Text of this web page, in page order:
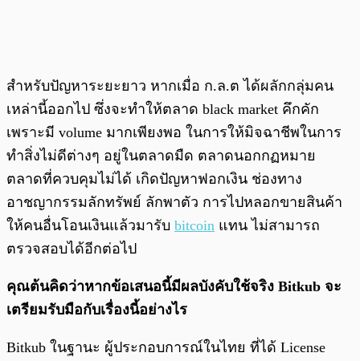
สำหรับปัญหาระยะยาว หากเมื่อ ก.ล.ต ได้ผลักกลุ่มคน
เหล่านี้ออกไป ซึ่งจะทำให้ตลาด black market คึกคัก
เพราะมี volume มากเพียงพอ ในการให้มิจฉาชีพในการ
ทำสิ่งไม่ดีต่างๆ อยู่ในตลาดมืด ตลาดนอกกฏหมาย
ตลาดที่ควบคุมไม่ได้ เกิดปัญหาฟอกเงิน ช่องทาง
อาชญากรรมลักทรัพย์ ลักพาตัว การไปหลอกขายสินค้า
ให้คนอื่นโอนเงินแล้วมารับ bitcoin แทน ไม่สามารถ
ตรวจสอบได้อีกต่อไป
คุณต้นคิดว่าหากข้อเสนอนี้มีผลบังคับใช้จริง Bitkub จะ
เตรียมรับมือกับเรื่องนี้อย่างไร
Bitkub ในฐานะ ผู้ประกอบการณ์ในไทย ที่ได้ License